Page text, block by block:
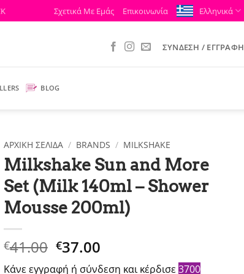
Σχετικά Με Εμάς Επικοινωνία Ελληνικά
ΣΎΝΔΕΣΗ / ΕΓΓΡΑΦΉ
BLOG
ΑΡΧΙΚΉ ΣΕΛΊΔΑ / BRANDS / MILKSHAKE
Milkshake Sun and More
Set (Milk 140ml – Shower
Mousse 200ml)
€41.00 Original
price
€37.00
τρέχουσα
Κάνε εγγραφή ή σύνδεση και κέρδισε 3700